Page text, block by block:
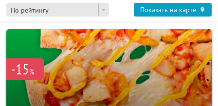
По рейтингу Показать на карте
-15%